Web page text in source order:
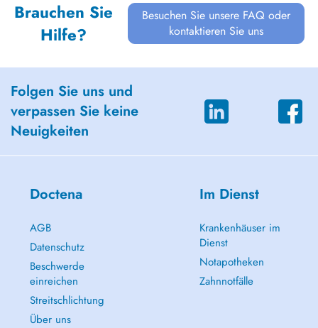
Brauchen Sie
Hilfe?
Besuchen Sie unsere FAQ oder
kontaktieren Sie uns
Folgen Sie uns und
verpassen Sie keine
Neuigkeiten
Doctena
AGB
Datenschutz
Beschwerde
einreichen
Streitschlichtung
Über uns
Im Dienst
Krankenhäuser im
Dienst
Notapotheken
Zahnnotfälle